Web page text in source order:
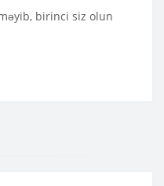
birinci siz olun